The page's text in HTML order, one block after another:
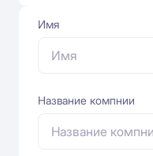
Имя
Название компнии